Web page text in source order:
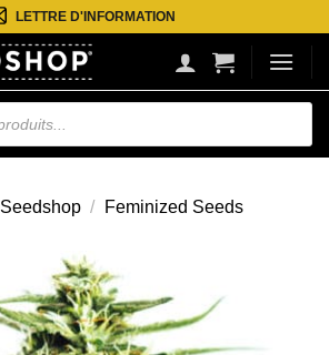
LETTRE D'INFORMATION
Seedshop / Feminized Seeds